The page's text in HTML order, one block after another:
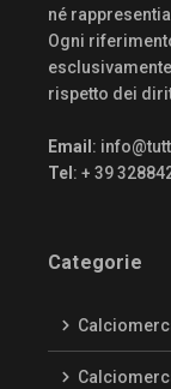
né
Ogni
rispetto dei
Email :
Tel : + 39
Categorie